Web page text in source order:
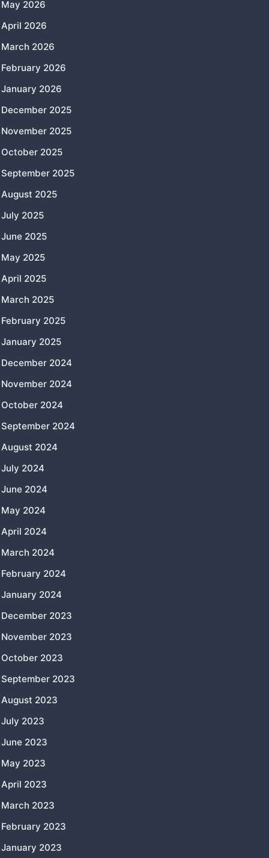
May 2026
April 2026
March 2026
February 2026
January 2026
December 2025
November 2025
October 2025
September 2025
August 2025
July 2025
June 2025
May 2025
April 2025
March 2025
February 2025
January 2025
December 2024
November 2024
October 2024
September 2024
August 2024
July 2024
June 2024
May 2024
April 2024
March 2024
February 2024
January 2024
December 2023
November 2023
October 2023
September 2023
August 2023
July 2023
June 2023
May 2023
April 2023
March 2023
February 2023
January 2023